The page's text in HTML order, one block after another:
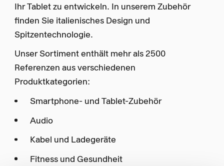
Ihr Tablet zu entwickeln. In unserem Zubehör
finden Sie italienisches Design und
Spitzentechnologie.
Unser Sortiment enthält mehr als 2500
Referenzen aus verschiedenen
Produktkategorien:
Smartphone- und Tablet-Zubehör
Audio
Kabel und Ladegeräte
Fitness und Gesundheit